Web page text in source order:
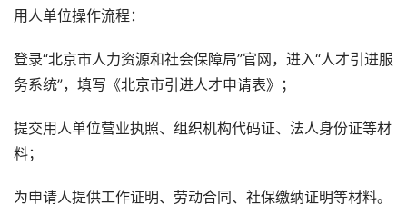
用人单位操作流程：
登录“北京市人力资源和社会保障局”官网，进入“人才引进服
务系统”，填写《北京市引进人才申请表》；
提交用人单位营业执照、组织机构代码证、法人身份证等材
料；
为申请人提供工作证明、劳动合同、社保缴纳证明等材料。